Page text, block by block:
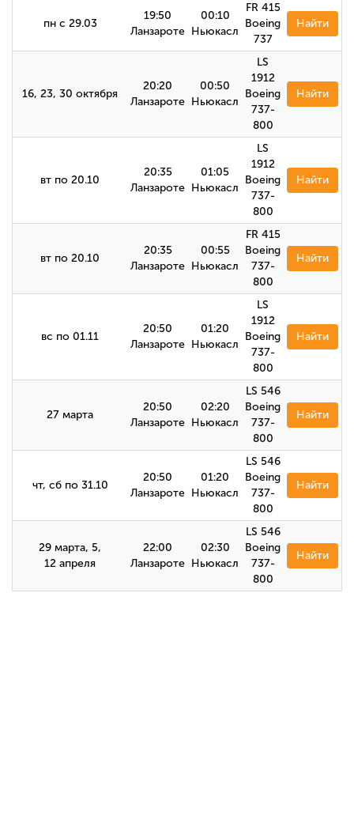
пн с 29.03
19:50
Ланзароте
00:10
Ньюкасл
FR 415
Boeing
737
Найти
16, 23, 30 октября
20:20
Ланзароте
00:50
Ньюкасл
LS
1912
Boeing
737-
800
Найти
вт по 20.10
20:35
Ланзароте
01:05
Ньюкасл
LS
1912
Boeing
737-
800
Найти
вт по 20.10
20:35
Ланзароте
00:55
Ньюкасл
FR 415
Boeing
737-
800
Найти
вс по 01.11
20:50
Ланзароте
01:20
Ньюкасл
LS
1912
Boeing
737-
800
Найти
27 марта
20:50
Ланзароте
02:20
Ньюкасл
LS 546
Boeing
737-
800
Найти
чт, сб по 31.10
20:50
Ланзароте
01:20
Ньюкасл
LS 546
Boeing
737-
800
Найти
29 марта, 5,
12 апреля
22:00
Ланзароте
02:30
Ньюкасл
LS 546
Boeing
737-
800
Найти